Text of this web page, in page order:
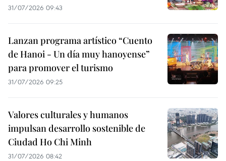
31/07/2026 09:43
Lanzan programa artístico “Cuento
de Hanoi - Un día muy hanoyense”
para promover el turismo
31/07/2026 09:25
Valores culturales y humanos
impulsan desarrollo sostenible de
Ciudad Ho Chi Minh
31/07/2026 08:42